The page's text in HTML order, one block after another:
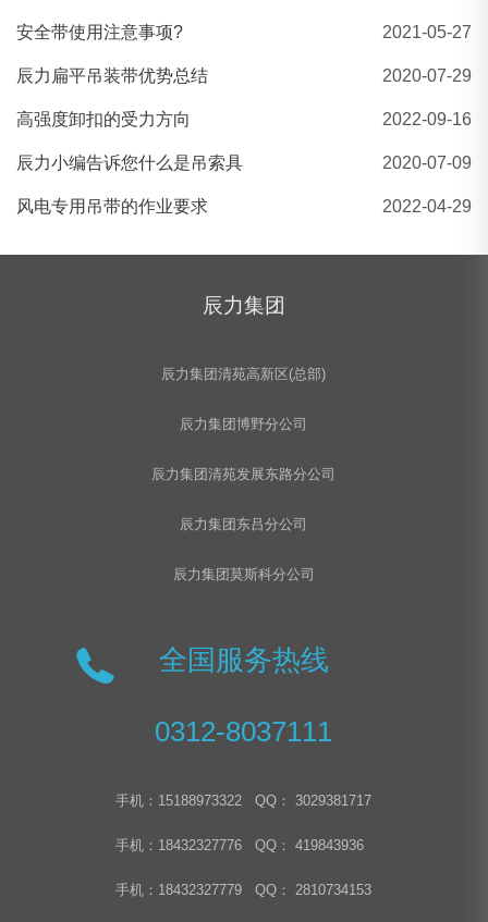
安全带使用注意事项? 2021-05-27
辰力扁平吊装带优势总结 2020-07-29
高强度卸扣的受力方向 2022-09-16
辰力小编告诉您什么是吊索具 2020-07-09
风电专用吊带的作业要求 2022-04-29
辰力集团
辰力集团清苑高新区(总部)
辰力集团博野分公司
辰力集团清苑发展东路分公司
辰力集团东吕分公司
辰力集团莫斯科分公司
全国服务热线
0312-8037111
手机：15188973322 QQ： 3029381717
手机：18432327776 QQ： 419843936
手机：18432327779 QQ： 2810734153